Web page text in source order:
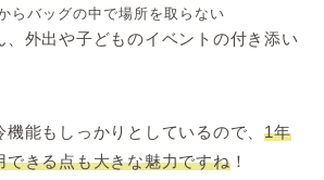
らバッグの中で場所を取らない
、外出や子どものイベントの付き添い
機能もしっかりとしているので、1年
できる点も大きな魅力ですね！